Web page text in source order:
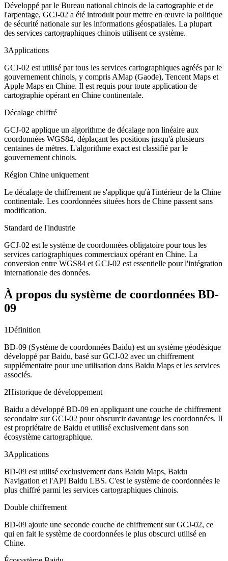
Développé par le Bureau national chinois de la cartographie et de
l'arpentage, GCJ-02 a été introduit pour mettre en œuvre la politique
de sécurité nationale sur les informations géospatiales. La plupart
des services cartographiques chinois utilisent ce système.
3Applications
GCJ-02 est utilisé par tous les services cartographiques agréés par le
gouvernement chinois, y compris AMap (Gaode), Tencent Maps et
Apple Maps en Chine. Il est requis pour toute application de
cartographie opérant en Chine continentale.
Décalage chiffré
GCJ-02 applique un algorithme de décalage non linéaire aux
coordonnées WGS84, déplaçant les positions jusqu'à plusieurs
centaines de mètres. L'algorithme exact est classifié par le
gouvernement chinois.
Région Chine uniquement
Le décalage de chiffrement ne s'applique qu'à l'intérieur de la Chine
continentale. Les coordonnées situées hors de Chine passent sans
modification.
Standard de l'industrie
GCJ-02 est le système de coordonnées obligatoire pour tous les
services cartographiques commerciaux opérant en Chine. La
conversion entre WGS84 et GCJ-02 est essentielle pour l'intégration
internationale des données.
À propos du système de coordonnées BD-
09
1Définition
BD-09 (Système de coordonnées Baidu) est un système géodésique
développé par Baidu, basé sur GCJ-02 avec un chiffrement
supplémentaire pour une utilisation dans Baidu Maps et les services
associés.
2Historique de développement
Baidu a développé BD-09 en appliquant une couche de chiffrement
secondaire sur GCJ-02 pour obscurcir davantage les coordonnées. Il
est propriétaire de Baidu et utilisé exclusivement dans son
écosystème cartographique.
3Applications
BD-09 est utilisé exclusivement dans Baidu Maps, Baidu
Navigation et l'API Baidu LBS. C'est le système de coordonnées le
plus chiffré parmi les services cartographiques chinois.
Double chiffrement
BD-09 ajoute une seconde couche de chiffrement sur GCJ-02, ce
qui en fait le système de coordonnées le plus obscurci utilisé en
Chine.